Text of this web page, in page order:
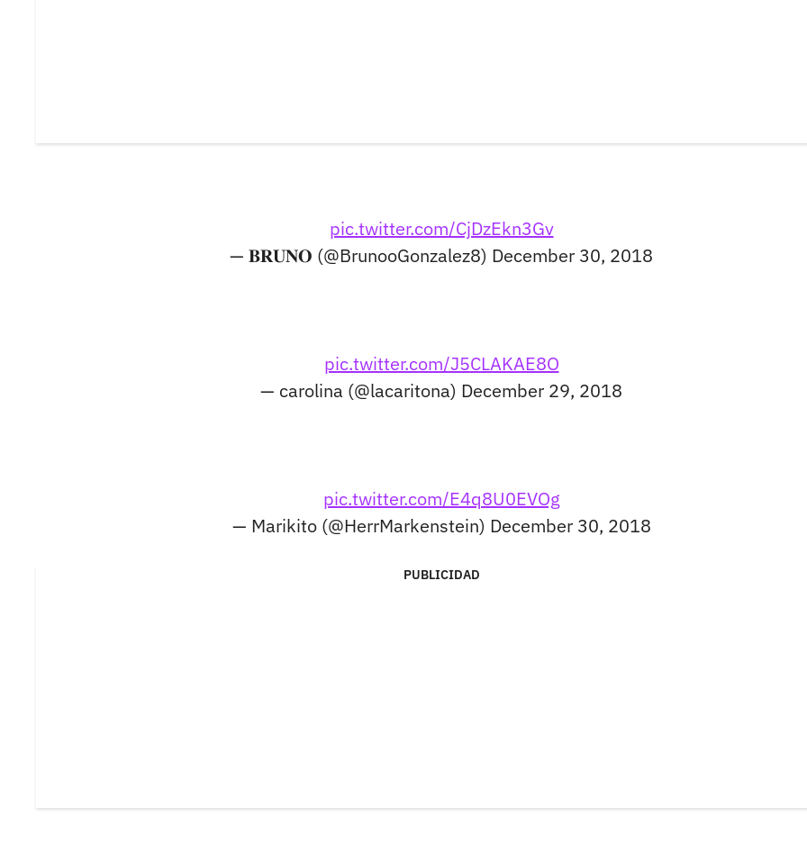
pic.twitter.com/CjDzEkn3Gv
— 𝐁𝐑𝐔𝐍𝐎 (@BrunooGonzalez8) December 30, 2018
pic.twitter.com/J5CLAKAE8O
— carolina (@lacaritona) December 29, 2018
pic.twitter.com/E4q8U0EVOg
— Marikito (@HerrMarkenstein) December 30, 2018
PUBLICIDAD